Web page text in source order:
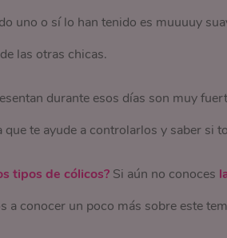
uno o sí lo han tenido es muuuuy
las otras chicas.
durante esos días son muy
que te ayude a controlarlos y saber si
tipos de cólicos? Si aún no conoces
a conocer un poco más sobre este